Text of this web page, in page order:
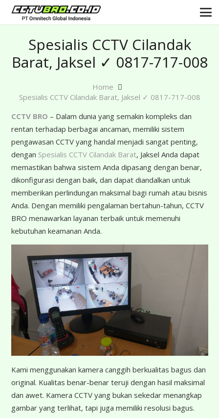
Spesialis CCTV Cilandak
Barat, Jaksel ✓ 0817-717-008
Home
Spesialis CCTV Cilandak Barat, Jaksel ✓ 0817-717-008
CCTV BRO – Dalam dunia yang semakin kompleks dan
rentan terhadap berbagai ancaman, memiliki sistem
pengawasan CCTV yang handal menjadi sangat penting,
dengan Spesialis CCTV Cilandak Barat, Jaksel Anda dapat
memastikan bahwa sistem Anda dipasang dengan benar,
dikonfigurasi dengan baik, dan dapat diandalkan untuk
memberikan perlindungan maksimal bagi rumah atau bisnis
Anda. Dengan memiliki pengalaman bertahun-tahun, CCTV
BRO menawarkan layanan terbaik untuk memenuhi
kebutuhan keamanan Anda.
Kami menggunakan kamera canggih berkualitas bagus dan
original. Kualitas benar-benar teruji dengan hasil maksimal
dan awet. Kamera CCTV yang bukan sekedar menangkap
gambar yang terlihat, tapi juga memiliki resolusi bagus.